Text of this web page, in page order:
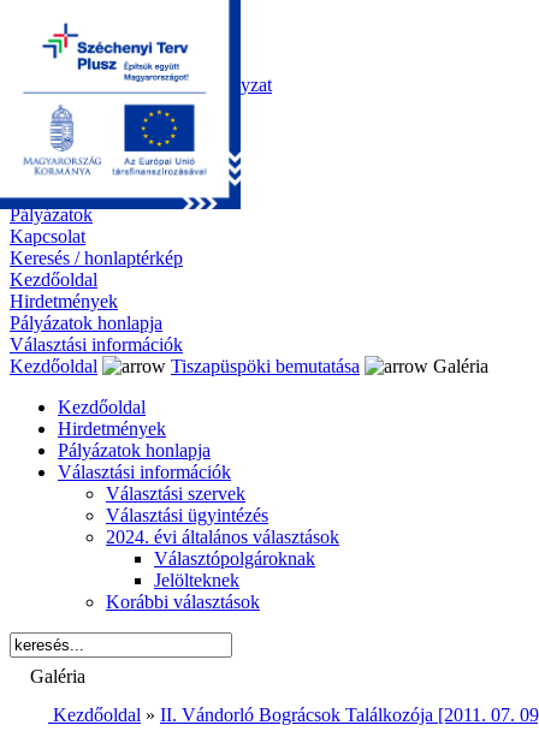
Kezdőoldal
Önkormányzat
Polgármesteri Hivatal
Roma Nemzetiségi Önkormányzat
Elektronikus ügyintézés
Közérdekű információk
Tiszapüspöki bemutatása
Galéria
Díjazottaink
Pályázatok
Kapcsolat
Keresés / honlaptérkép
Kezdőoldal
Hirdetmények
Pályázatok honlapja
Választási információk
Kezdőoldal
Tiszapüspöki bemutatása
Galéria
Kezdőoldal
Hirdetmények
Pályázatok honlapja
Választási információk
Választási szervek
Választási ügyintézés
2024. évi általános választások
Választópolgároknak
Jelölteknek
Korábbi választások
Galéria
Kezdőoldal » II. Vándorló Bográcsok Találkozója [2011. 07.